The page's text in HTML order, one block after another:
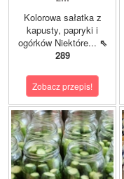
Kolorowa sałatka z
kapusty, papryki i
ogórków Niektóre... ⇖
289
Zobacz przepis!